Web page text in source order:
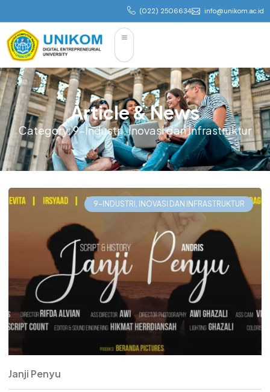
(022) 2506634 info@unikom.ac.id
Article & News
Category: 9-Industri, Inovasi dan Infrastruktur
9-INDUSTRI, INOVASI DAN INFRASTRUKTUR
Janji Penyu